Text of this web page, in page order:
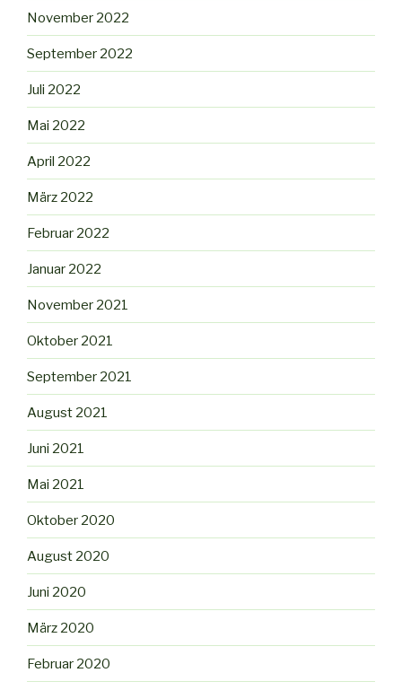
November 2022
September 2022
Juli 2022
Mai 2022
April 2022
März 2022
Februar 2022
Januar 2022
November 2021
Oktober 2021
September 2021
August 2021
Juni 2021
Mai 2021
Oktober 2020
August 2020
Juni 2020
März 2020
Februar 2020